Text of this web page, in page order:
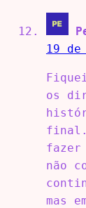
19
os
final.
fazer
não
mas